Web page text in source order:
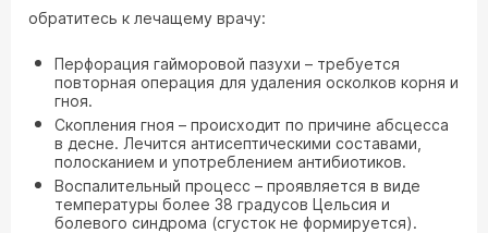
обратитесь к лечащему врачу:
Перфорация гайморовой пазухи – требуется
повторная операция для удаления осколков корня и
гноя.
Скопления гноя – происходит по причине абсцесса
в десне. Лечится антисептическими составами,
полосканием и употреблением антибиотиков.
Воспалительный процесс – проявляется в виде
температуры более 38 градусов Цельсия и
болевого синдрома (сгусток не формируется).